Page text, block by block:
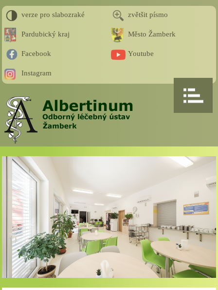
verze pro slabozraké zvětšit písmo
Pardubický kraj Město Žamberk
Facebook Youtube
Instagram